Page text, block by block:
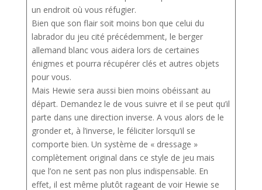
un endroit où vous réfugier.
Bien que son flair soit moins bon que celui du
labrador du jeu cité précédemment, le berger
allemand blanc vous aidera lors de certaines
énigmes et pourra récupérer clés et autres objets
pour vous.
Mais Hewie sera aussi bien moins obéissant au
départ. Demandez le de vous suivre et il se peut qu’il
parte dans une direction inverse. A vous alors de le
gronder et, à l’inverse, le féliciter lorsqu’il se
comporte bien. Un système de « dressage »
complètement original dans ce style de jeu mais
que l’on ne sent pas non plus indispensable. En
effet, il est même plutôt rageant de voir Hewie se